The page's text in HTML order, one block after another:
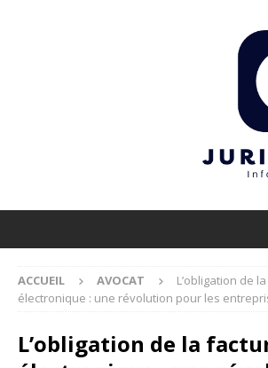
ACCUEIL AVOCAT
L’obligation de
électronique : une révolution pour les
L’obligation de la